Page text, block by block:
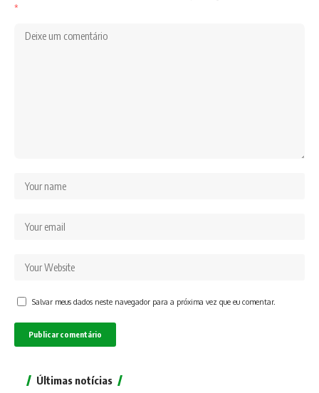
*
Salvar meus dados neste navegador para a próxima vez que eu comentar.
Últimas notícias